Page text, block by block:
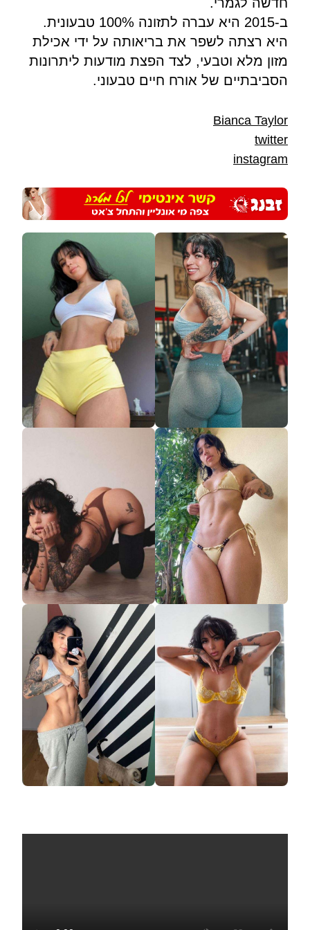
ב-2015 היא עברה לתזונה 100% טבעונית.
היא רצתה לשפר את בריאותה על ידי אכילת
מזון מלא וטבעי, לצד הפצת מודעות ליתרונות
הסביבתיים של אורח חיים טבעוני.
Bianca Taylor
twitter
instagram